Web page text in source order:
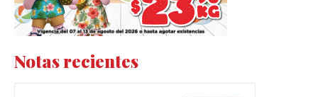
Notas recientes